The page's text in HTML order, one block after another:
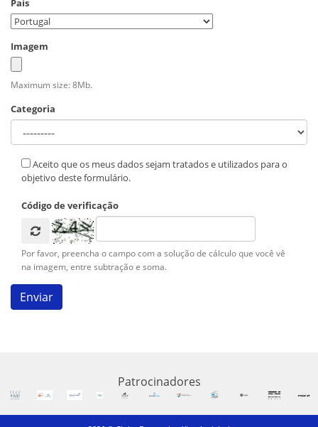
País
Imagem
Maximum size: 8Mb.
Categoria
Aceito que os meus dados sejam tratados e utilizados para o
objetivo deste formulário.
Código de verificação
Por favor, preencha o campo com a solução de cálculo que você vê
na imagem, entre subtração e soma.
Patrocinadores